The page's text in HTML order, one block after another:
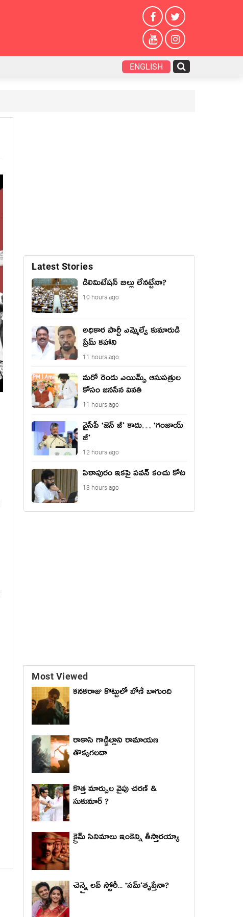
ENGLISH
Latest Stories
డీలిమిటేషన్ బిల్లు లేన‌ట్టేనా?
10 hours ago
అధికార పార్టీ ఎమ్మెల్యే కుమారుడి
ప్రేమ్ కహాని
11 hours ago
మరో రెండు ఎయిమ్స్ ఆసుపత్రుల
కోసం జనసేన వినతి
11 hours ago
వైసీపీ ‘జెన్ జీ’ కాదు… ‘గంజాయ్
జీ’
12 hours ago
పిఠాపురం ఇకపై పవన్ కంచు కోట
13 hours ago
Most Viewed
కనకరాజు కొట్టులో బోణీ బాగుంది
రాకాసి గాడ్జిల్లాని రామాయణ
తొక్కగలదా
కొత్త మార్పుల వైపు చరణ్ &
సుకుమార్ ?
క్రైమ్ సినిమాలు ఇంకెన్ని తీస్తారయ్యా
చెన్నై లవ్ స్టోరీ... ‘సమ్’తృప్తేనా?